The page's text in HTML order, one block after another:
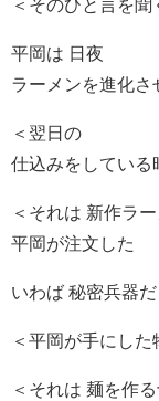
＜そのひと言を聞
平岡は 日夜
ラーメンを進化さ
＜翌日の
仕込みをしている
＜それは 新作ラ
平岡が注文した
いわば 秘密兵器だ
＜平岡が手にし
＜それは 麺を作